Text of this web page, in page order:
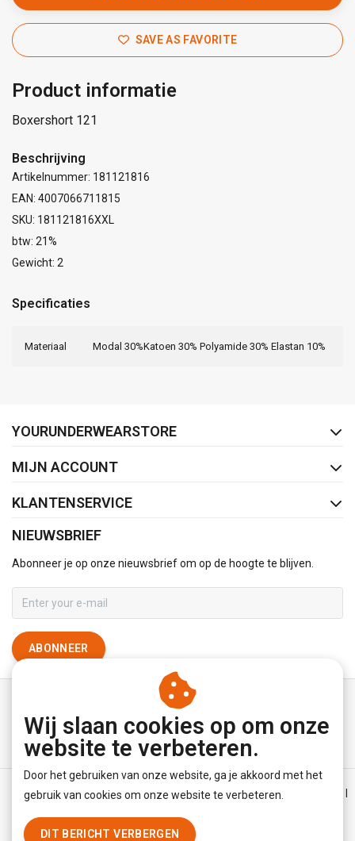
SAVE AS FAVORITE
Product informatie
Boxershort 121
Beschrijving
Artikelnummer: 181121816
EAN: 4007066711815
SKU: 181121816XXL
btw: 21%
Gewicht: 2
Specificaties
Materiaal Modal 30%Katoen 30% Polyamide 30% Elastan 10%
YOURUNDERWEARSTORE
MIJN ACCOUNT
KLANTENSERVICE
NIEUWSBRIEF
Abonneer je op onze nieuwsbrief om op de hoogte te blijven.
ABONNEER
Algemene voorwaarden | Disclaimer | Privacy Policy
|
Wij slaan cookies op om onze
website te verbeteren.
Door het gebruiken van onze website, ga je akkoord met het
gebruik van cookies om onze website te verbeteren.
DIT BERICHT VERBERGEN